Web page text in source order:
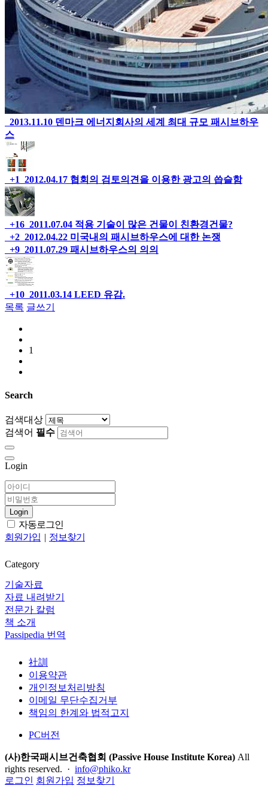
2013.11.10 덴마크 에너지회사의 세계 최대 규모 패시브하우
스
+1 2012.04.17 협회의 검토의견을 이용한 광고의 씁슬함
+16 2011.07.04 적용 기술이 많은 건물이 친환경건물?
+2 2012.04.22 미국내의 패시브하우스에 대한 논쟁
+9 2011.07.29 패시브하우스의 의의
+10 2011.03.14 LEED 유감.
목록 글쓰기
1
Search
검색대상
검색어 필수
Login
Login
자동로그인
회원가입 | 정보찾기
Category
기술자료
자료 내려받기
전문가 칼럼
책 소개
Passipedia 번역
社訓
이용약관
개인정보처리방침
이메일 무단수집거부
책임의 한계와 법적고지
PC버전
(사)한국패시브건축협회 (Passive House Institute Korea) All
rights reserved. · info@phiko.kr
로그인 회원가입 정보찾기